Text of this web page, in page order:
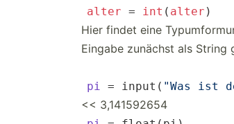
alter = int ( alter )
Hier findet eine
Eingabe zunächst als String
pi = input(­ "Was ist
<< 3,1415­92654